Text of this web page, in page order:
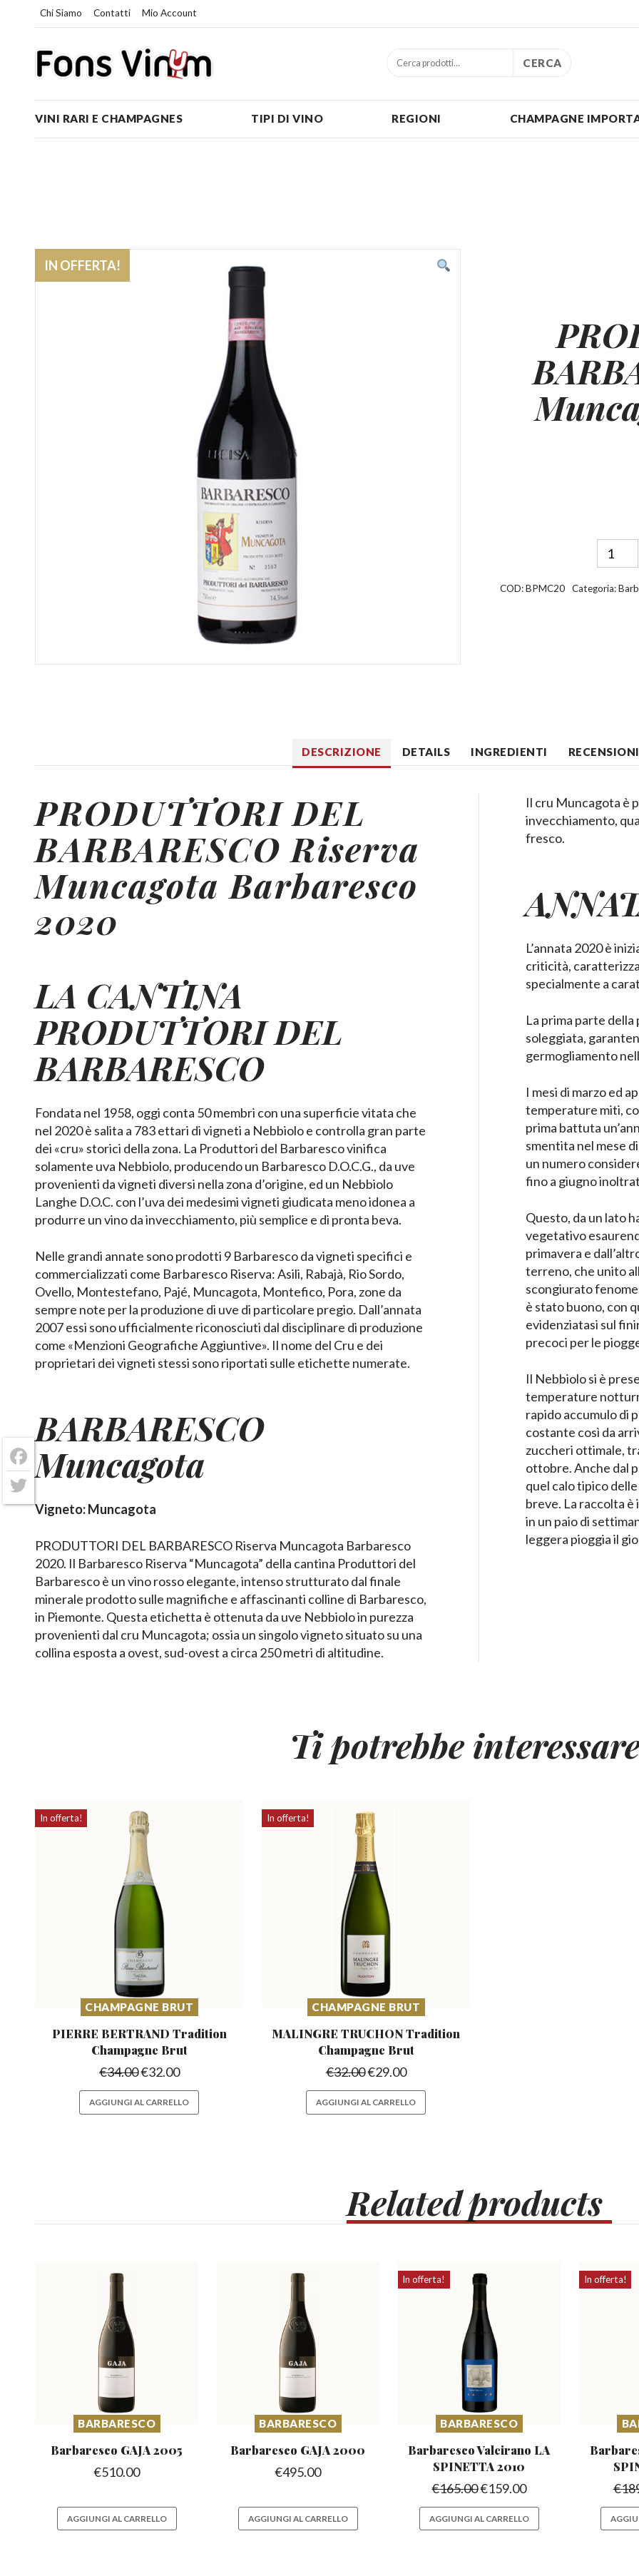
Chi Siamo Contatti Mio Account
CERCA
VINI RARI E CHAMPAGNES TIPI DI VINO REGIONI CHAMPAGNE
IN OFFERTA!
COD:BPMC20 Categoria:
DESCRIZIONE DETAILS INGREDIENTI
PRODUTTORIDEL
BARBARESCO Riserva
Muncagota Barbaresco
2020
LA CANTINA
PRODUTTORI DEL
BARBARESCO
Fondata nel 1958, oggi conta 50 membri con una superficie vitata che
nel 2020 è salita a 783 ettari di vigneti a Nebbiolo e controlla gran parte
dei «cru» storici della zona. La Produttori del Barbaresco vinifica
solamente uva Nebbiolo, producendo un Barbaresco D.O.C.G., da uve
provenienti da vigneti diversi nella zona d’origine, ed un Nebbiolo
Langhe D.O.C. con l’uva dei medesimi vigneti giudicata meno idonea a
produrre un vino da invecchiamento, più semplice e di pronta beva.
Nelle grandi annate sono prodotti 9 Barbaresco da vigneti specifici e
commercializzati come Barbaresco Riserva: Asili, Rabajà, Rio Sordo,
Ovello, Montestefano, Pajé, Muncagota, Montefico, Pora, zone da
sempre note per la produzione di uve di particolare pregio. Dall’annata
2007 essi sono ufficialmente riconosciuti dal disciplinare di produzione
come «Menzioni Geografiche Aggiuntive». Il nome del Cru e dei
proprietari dei vigneti stessi sono riportati sulle etichette numerate.
BARBARESCO
Muncagota
Vigneto: Muncagota
PRODUTTORI DEL BARBARESCO Riserva Muncagota Barbaresco
2020. Il Barbaresco Riserva “Muncagota” della cantina Produttori del
Barbaresco è un vino rosso elegante, intenso strutturato dal finale
minerale prodotto sulle magnifiche e affascinanti colline di Barbaresco,
in Piemonte. Questa etichetta è ottenuta da uve Nebbiolo in purezza
provenienti dal cru Muncagota; ossia un singolo vigneto situato su una
collina esposta a ovest, sud-ovest a circa 250 metri di altitudine.
Il cru Muncagota è
invecchiamento,
fresco.
L’annata 2020 è
criticità,
specialmente a
La prima parte
soleggiata,
germogliamento
I mesi di marzo ed
temperature miti,
prima battuta
smentita nel mese
un numero
fino a giugno
Questo, da un lato
vegetativo
primavera e
terreno, che unito
scongiurato
è stato buono, con
evidenziatasi sul
precoci per le
Il Nebbiolo si è
temperature
rapido accumulo di
costante così da
zuccheri ottimale,
ottobre. Anche dal
quel calo tipico
breve. La raccolta è
in un paio di
leggera pioggia il
Ti potrebbe
In offerta!
CHAMPAGNE BRUT
PIERRE BERTRAND Tradition
Champagne Brut
€34.00€32.00
AGGIUNGI AL CARRELLO
In offerta!
CHAMPAGNE BRUT
MALINGRE TRUCHON Tradition
Champagne Brut
€32.00€29.00
AGGIUNGI AL CARRELLO
Relatedproducts
BARBARESCO
Barbaresco GAJA 2005
€510.00
AGGIUNGI AL CARRELLO
BARBARESCO
Barbaresco GAJA 2000
€495.00
AGGIUNGI AL CARRELLO
In offerta!
BARBARESCO
Barbaresco Valeirano LA
SPINETTA 2010
€165.00€159.00
AGGIUNGI AL CARRELLO
In offerta!
€
Facebook
Twitter